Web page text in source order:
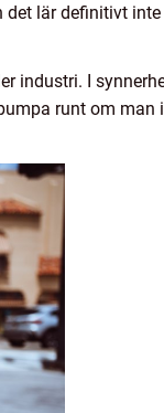
lär definitivt
industri. I
runt om man